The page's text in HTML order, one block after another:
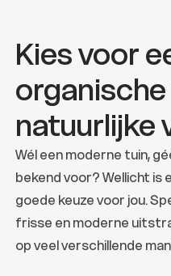
Kies voor
natuurlijke
Wél een moderne tuin,
bekend voor? Wellicht is
goede keuze voor jou.
frisse en moderne
op veel verschillende